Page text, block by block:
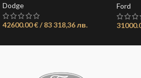
Dodge
42600.00 € / 83 318,36 лв.
Ford